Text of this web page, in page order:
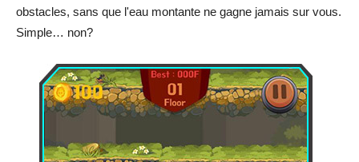
obstacles, sans que l'eau montante ne gagne jamais sur vous.
Simple… non?